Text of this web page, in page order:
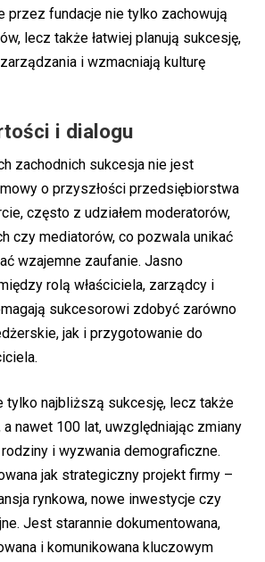
przez fundacje nie tylko zachowują
lecz także łatwiej planują sukcesję,
i wzmacniają kulturę
i dialogu
zachodnich sukcesja nie jest
o przyszłości przedsiębiorstwa
często z udziałem moderatorów,
czy mediatorów, co pozwala unikać
wzajemne zaufanie. Jasno
rolą właściciela, zarządcy i
sukcesorowi zdobyć zarówno
jak i przygotowanie do
tylko najbliższą sukcesję, lecz także
a nawet 100 lat, uwzględniając zmiany
i wyzwania demograficzne.
jak strategiczny projekt firmy –
rynkowa, nowe inwestycje czy
Jest starannie dokumentowana,
i komunikowana kluczowym